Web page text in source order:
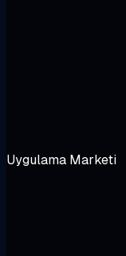
Uygulama Marketi